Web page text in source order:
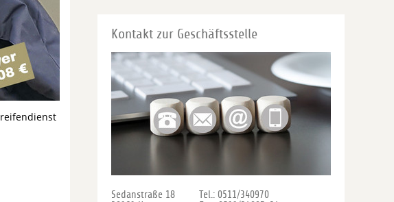
Kontakt zur Geschäftsstelle
Sedanstraße 18
Tel.: 0511/340970